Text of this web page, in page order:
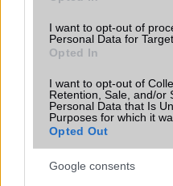
I want to opt-out of
Personal Data for
Opted In
I want to opt-out of
Retention, Sale, and/or
Personal Data that Is
Purposes for which it
Opted Out
Google consents
KAPCSOLÓDÓ HÍREK
Ezek az AI-funkciói
iPad használatát
Az iOS 18.1 érkezése: az
iOS 26: Teljesen új
intelligenciával, élő
Apple Siri új korszak: